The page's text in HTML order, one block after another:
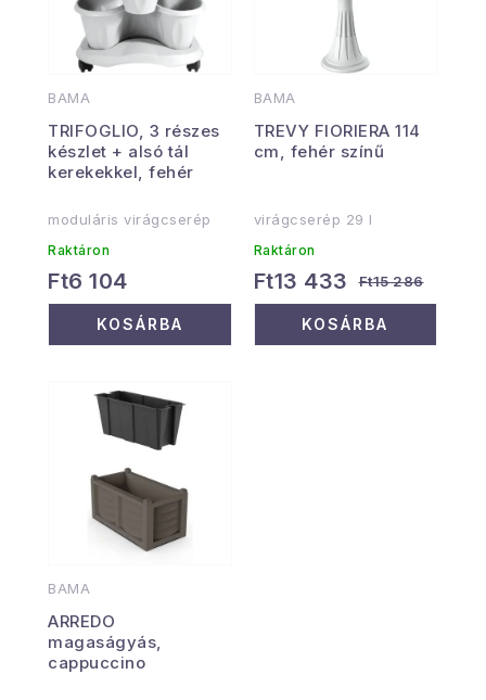
BAMA
TRIFOGLIO, 3 részes
készlet + alsó tál
kerekekkel, fehér
moduláris virágcserép
Raktáron
Ft6 104
KOSÁRBA
BAMA
TREVY FIORIERA 114
cm, fehér színű
virágcserép 29 l
Raktáron
Ft13 433 Ft15 286
KOSÁRBA
BAMA
ARREDO
magaságyás,
cappuccino